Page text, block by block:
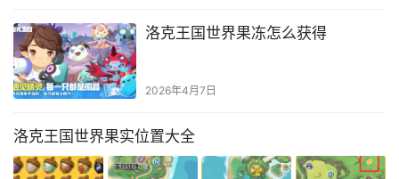
洛克王国世界果冻怎么获得
2026年4月7日
洛克王国世界果实位置大全